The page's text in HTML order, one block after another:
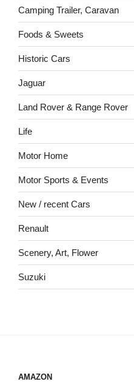
Camping Trailer, Caravan
Foods & Sweets
Historic Cars
Jaguar
Land Rover & Range Rover
Life
Motor Home
Motor Sports & Events
New / recent Cars
Renault
Scenery, Art, Flower
Suzuki
AMAZON